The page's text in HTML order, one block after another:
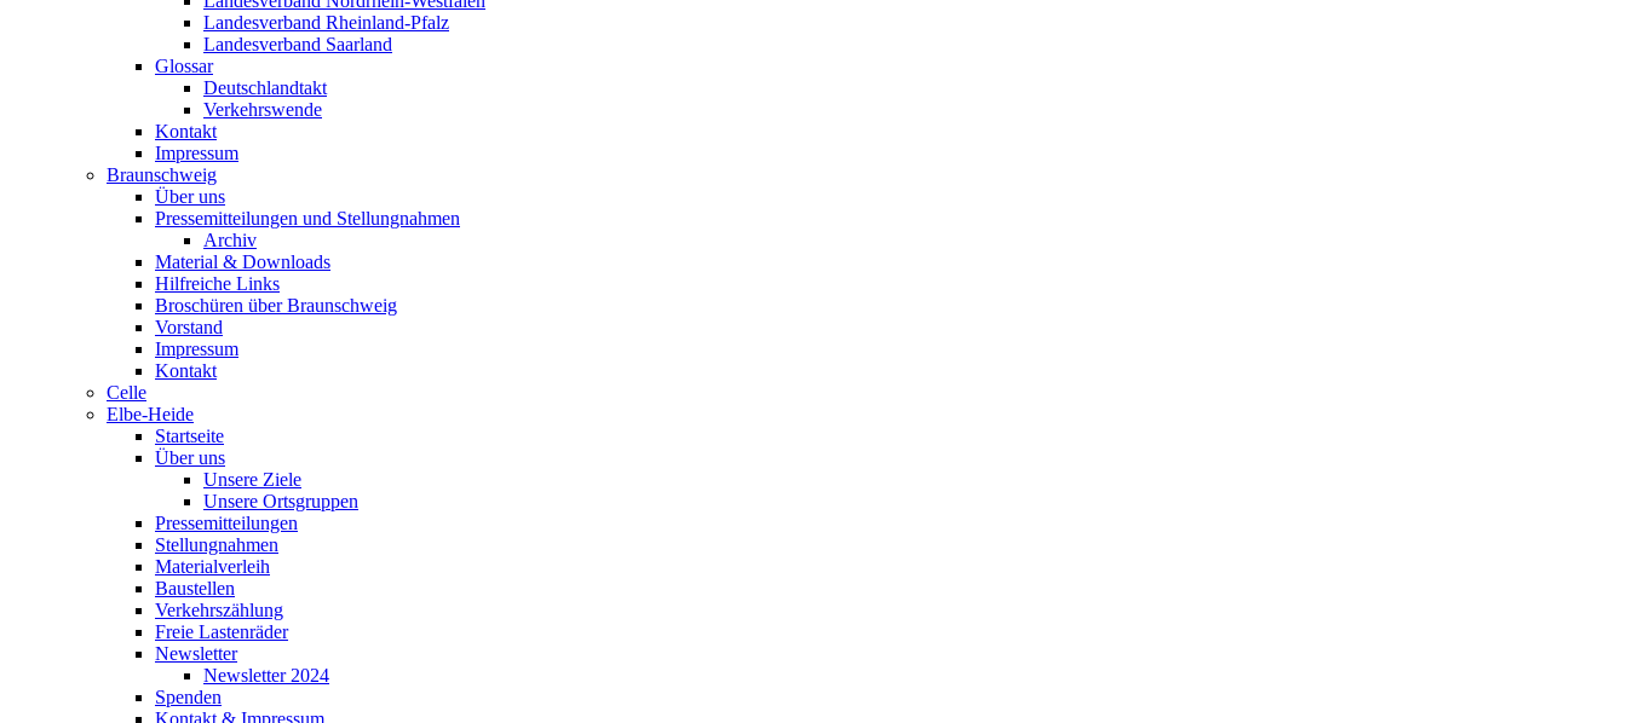
Landesverband Rheinland-Pfalz
Landesverband Saarland
Glossar
Deutschlandtakt
Verkehrswende
Kontakt
Impressum
Braunschweig
Über uns
Pressemitteilungen und Stellungnahmen
Archiv
Material & Downloads
Hilfreiche Links
Broschüren über Braunschweig
Vorstand
Impressum
Kontakt
Celle
Elbe-Heide
Startseite
Über uns
Unsere Ziele
Unsere Ortsgruppen
Pressemitteilungen
Stellungnahmen
Materialverleih
Baustellen
Verkehrszählung
Freie Lastenräder
Newsletter
Newsletter 2024
Spenden
Kontakt & Impressum